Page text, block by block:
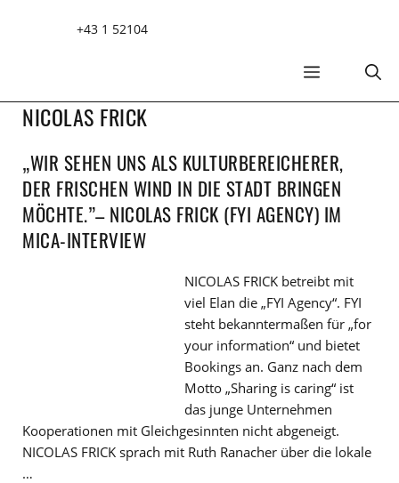
+43 1 52104
MENÜ
NICOLAS FRICK
„WIR SEHEN UNS ALS KULTURBEREICHERER,
DER FRISCHEN WIND IN DIE STADT BRINGEN
MÖCHTE.”– NICOLAS FRICK (FYI AGENCY) IM
MICA-INTERVIEW
NICOLAS FRICK betreibt mit
viel Elan die „FYI Agency“. FYI
steht bekanntermaßen für „for
your information“ und bietet
Bookings an. Ganz nach dem
Motto „Sharing is caring“ ist
das junge Unternehmen
Kooperationen mit Gleichgesinnten nicht abgeneigt.
NICOLAS FRICK sprach mit Ruth Ranacher über die lokale
…